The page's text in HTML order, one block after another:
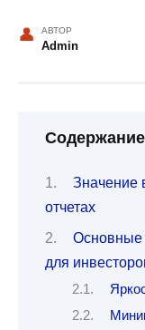
АВТОР
Admin
Содержание
Значение
отчетах
Основные
для